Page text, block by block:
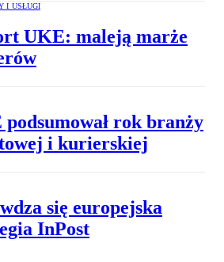
I USŁUGI
UKE: maleją marże
rok branży
i kurierskiej
się europejska
InPost